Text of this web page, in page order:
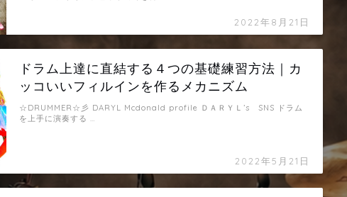
2022年8月21日
ドラム上達に直結する４つの基礎練習方法｜カ
ッコいいフィルインを作るメカニズム
2022年5月21日
☆DRUMMER☆彡 DARYL Mcdonald profile ＤＡＲＹＬ’s SNS ドラム
を上手に演奏する …